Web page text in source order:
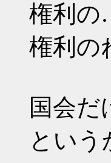
権利
権利の
国会だ
という